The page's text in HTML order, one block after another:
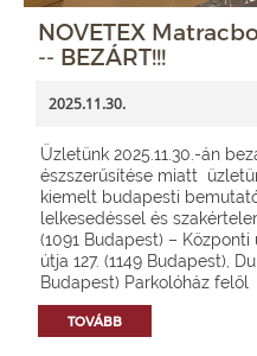
NOVETEX
-- BEZÁRT!!!
2025.11.30.
Üzletünk 2025.11.30.-án
észszerűsítése miatt
kiemelt budapesti
lelkesedéssel és
(1091 Budapest) –
útja 127. (1149 Budapest),
Budapest) Parkolóház felől
TOVÁBB